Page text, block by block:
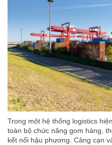
Trong một hệ thống logistics
toàn bộ chức năng gom hàng,
kết nối hậu phương. Cảng cạn